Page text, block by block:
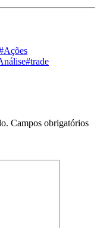
#trade
Campos obrigatórios